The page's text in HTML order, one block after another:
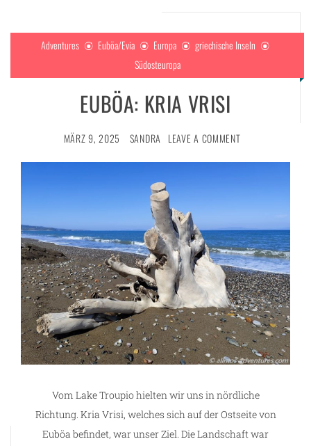
Adventures Euböa/Evia Europa
griechische Inseln
Südosteuropa
EUBÖA: KRIA VRISI
MÄRZ 9, 2025 SANDRA LEAVE A COMMENT
Vom Lake Troupio hielten wir uns in nördliche
Richtung. Kria Vrisi, welches sich auf der Ostseite von
Euböa befindet, war unser Ziel. Die Landschaft war